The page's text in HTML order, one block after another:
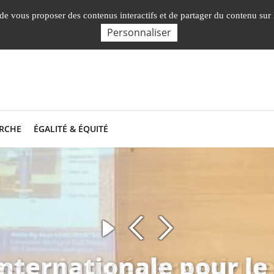
ÉGALITÉ & ÉQUITÉ
pour le
enjeux
vous proposer des contenus interactifs et de partager du contenu sur
Personnaliser